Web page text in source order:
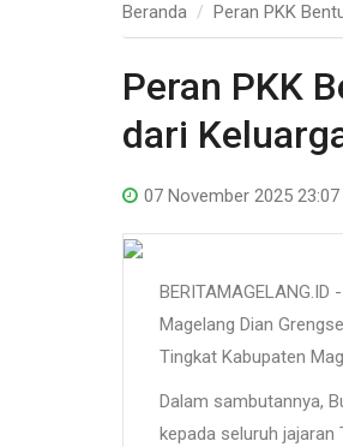
Beranda Peran PKK
Peran PKK
dari
07 November 2025 23:07
Magelang Dian
Tingkat Kabupaten
Dalam sambutannya,
kepada seluruh jajaran